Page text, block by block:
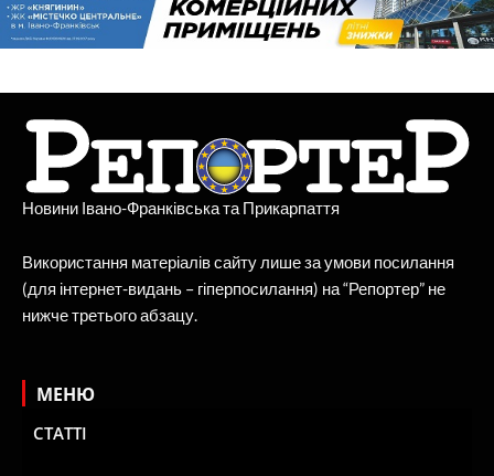
Новини Івано-Франківська та Прикарпаття
Використання матеріалів сайту лише за умови посилання
(для інтернет-видань – гіперпосилання) на “Репортер” не
нижче третього абзацу.
МЕНЮ
СТАТТІ